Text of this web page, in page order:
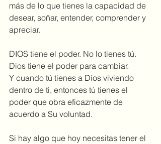
más de lo que tienes la capacidad de
desear, soñar, entender, comprender y
apreciar.
DIOS tiene el poder. No lo tienes tú.
Dios tiene el poder para cambiar.
Y cuando tú tienes a Dios viviendo
dentro de ti, entonces tú tienes el
poder que obra eficazmente de
acuerdo a Su voluntad.
Si hay algo que hoy necesitas tener el